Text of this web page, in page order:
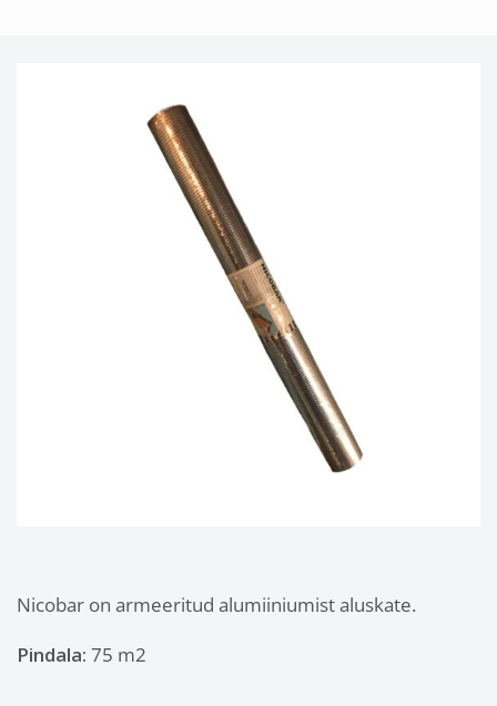
Nicobar on armeeritud alumiiniumist aluskate.
Pindala: 75 m2